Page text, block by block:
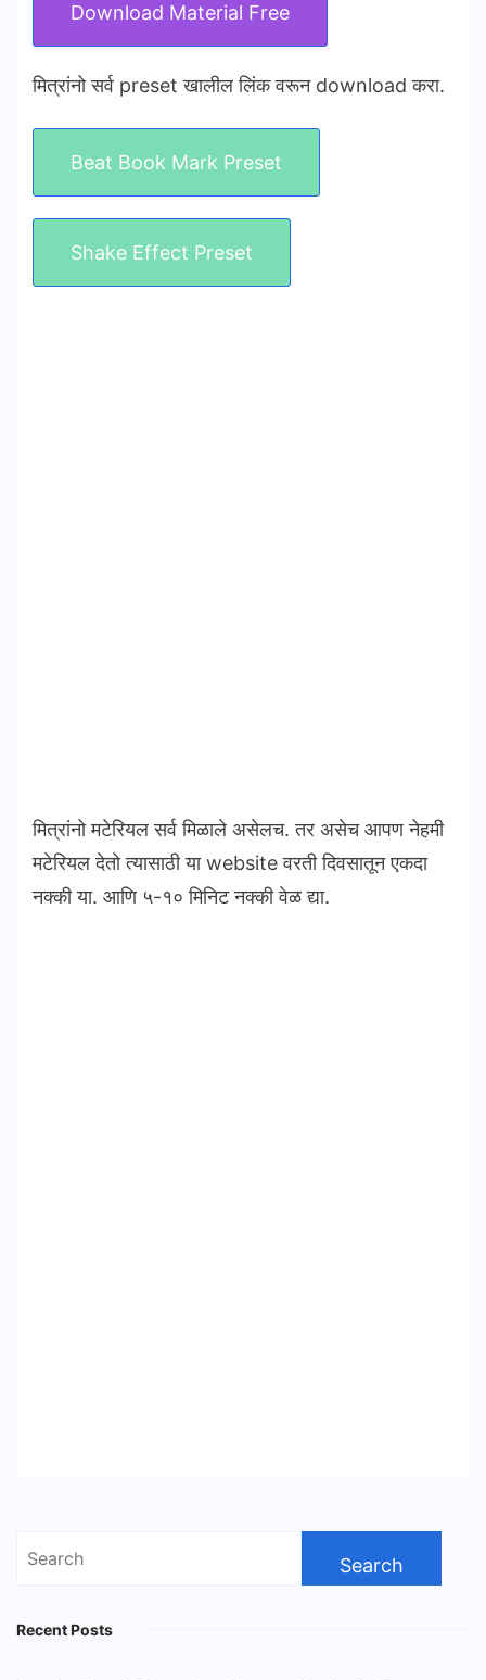
Download Material Free
मित्रांनो सर्व preset खालील लिंक वरून download करा.
Beat Book Mark Preset
Shake Effect Preset
मित्रांनो मटेरियल सर्व मिळाले असेलच. तर असेच आपण नेहमी
मटेरियल देतो त्यासाठी या website वरती दिवसातून एकदा
नक्की या. आणि ५-१० मिनिट नक्की वेळ द्या.
Search
Recent Posts